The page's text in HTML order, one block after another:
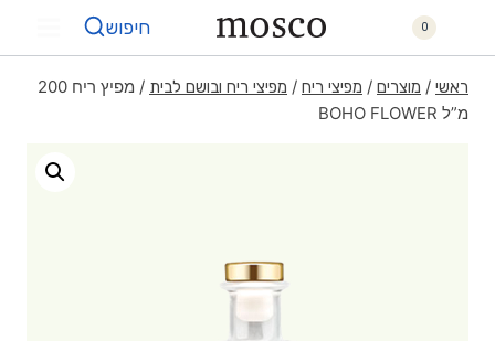
0 חיפוש
ראשי / מוצרים / מפיצי ריח / מפיצי ריח ובושם לבית /
מפיץ ריח 200
מ”ל BOHO FLOWER